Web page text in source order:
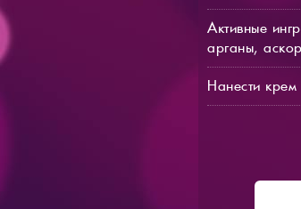
Активные
арганы,
Нанести